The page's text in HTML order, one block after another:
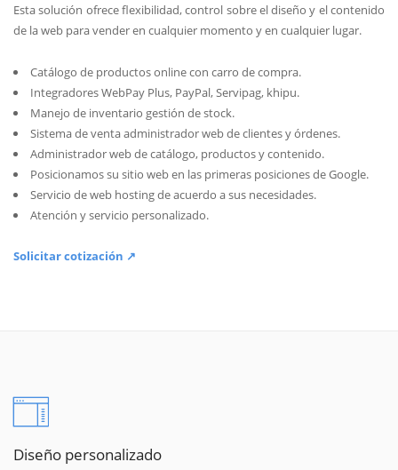
Esta solución ofrece flexibilidad, control sobre el diseño y el contenido
de la web para vender en cualquier momento y en cualquier lugar.
Catálogo de productos online con carro de compra.
Integradores WebPay Plus, PayPal, Servipag, khipu.
Manejo de inventario gestión de stock.
Sistema de venta administrador web de clientes y órdenes.
Administrador web de catálogo, productos y contenido.
Posicionamos su sitio web en las primeras posiciones de Google.
Servicio de web hosting de acuerdo a sus necesidades.
Atención y servicio personalizado.
Solicitar cotización ↗
Diseño personalizado